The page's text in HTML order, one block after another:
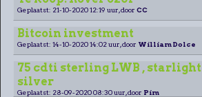
Geplaatst: 21-10-2020 12:19 uur, door CC
Bitcoin investment
Geplaatst: 14-10-2020 14:02 uur, door William Dolce
75 cdti sterling LWB , starlight
silver
Geplaatst: 28-09-2020 08:30 uur, door Pim